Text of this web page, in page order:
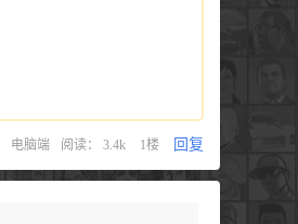
电脑端 阅读： 3.4k 1楼 回复